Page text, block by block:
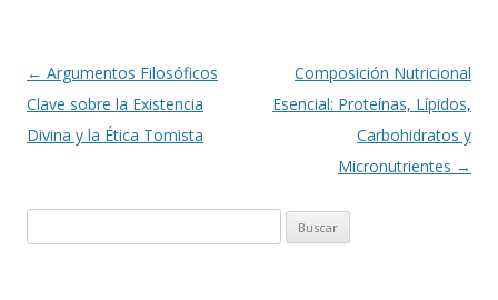
Navegación
de
entradas
← Argumentos Filosóficos
Clave sobre la Existencia
Divina y la Ética Tomista
Composición Nutricional
Esencial: Proteínas, Lípidos,
Carbohidratos y
Micronutrientes →